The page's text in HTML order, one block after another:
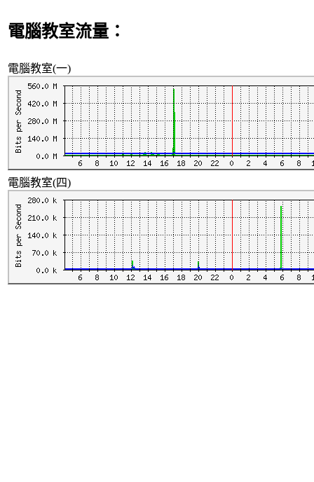
電腦教室流量：
電腦教室(一)
電腦教室(四)